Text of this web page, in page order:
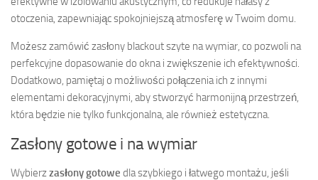
otoczenia, zapewniając spokojniejszą atmosferę w Twoim domu.
Możesz zamówić zasłony blackout szyte na wymiar, co pozwoli na
perfekcyjne dopasowanie do okna i zwiększenie ich efektywności.
Dodatkowo, pamiętaj o możliwości połączenia ich z innymi
elementami dekoracyjnymi, aby stworzyć harmonijną przestrzeń,
która będzie nie tylko funkcjonalna, ale również estetyczna.
Zasłony gotowe i na wymiar
Wybierzzasłony gotowe dla szybkiego i łatwego montażu, jeśli